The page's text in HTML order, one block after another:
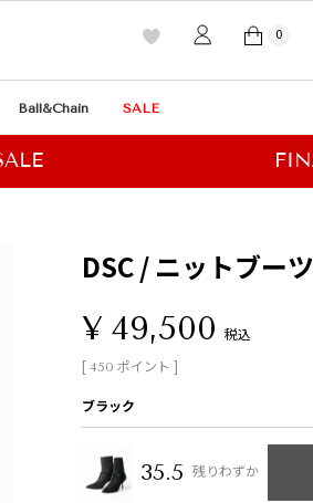
0
Ball&Chain SALE
DSC / ニットブー
¥ 49,500 税込
[ 450 ポイント ]
ブラック
35.5 残りわずか